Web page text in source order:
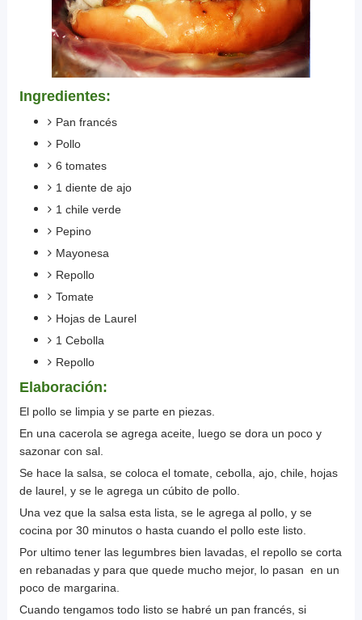
Ingredientes:
Pan francés
Pollo
6 tomates
1 diente de ajo
1 chile verde
Pepino
Mayonesa
Repollo
Tomate
Hojas de Laurel
1 Cebolla
Repollo
Elaboración:
El pollo se limpia y se parte en piezas.
En una cacerola se agrega aceite, luego se dora un poco y
sazonar con sal.
Se hace la salsa, se coloca el tomate, cebolla, ajo, chile, hojas
de laurel, y se le agrega un cúbito de pollo.
Una vez que la salsa esta lista, se le agrega al pollo, y se
cocina por 30 minutos o hasta cuando el pollo este listo.
Por ultimo tener las legumbres bien lavadas, el repollo se corta
en rebanadas y para que quede mucho mejor, lo pasan en un
poco de margarina.
Cuando tengamos todo listo se habré un pan francés, si